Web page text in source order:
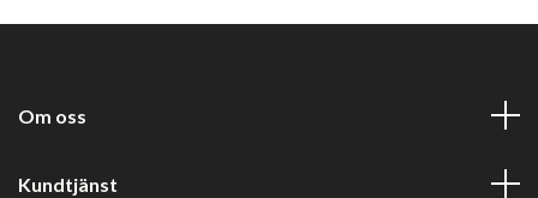
Om oss
Kundtjänst